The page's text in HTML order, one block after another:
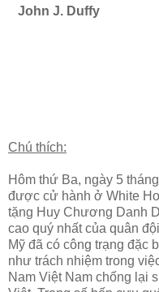
John J. Duffy
Chú thích:
Hôm thứ Ba, ngày 5
được cử hành ở White
tặng Huy Chương Danh
cao quý nhất của quân
Mỹ đã có công trạng đặc
như trách nhiệm trong
Nam Việt Nam chống lại